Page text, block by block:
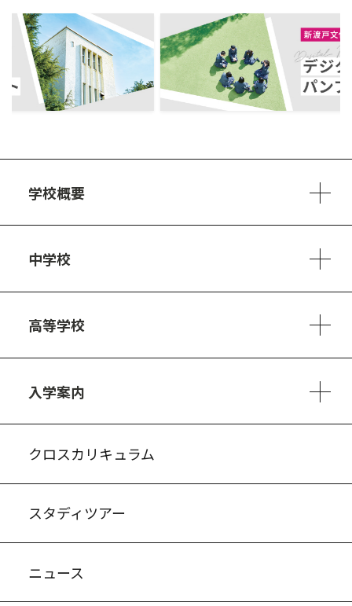
学校概要
中学校
高等学校
入学案内
クロスカリキュラム
スタディツアー
ニュース